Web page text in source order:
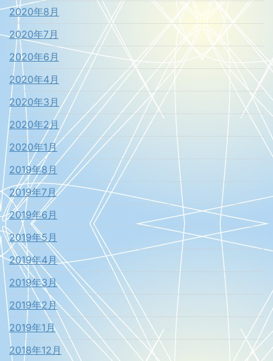
2020年8月
2020年7月
2020年6月
2020年4月
2020年3月
2020年2月
2020年1月
2019年8月
2019年7月
2019年6月
2019年5月
2019年4月
2019年3月
2019年2月
2019年1月
2018年12月